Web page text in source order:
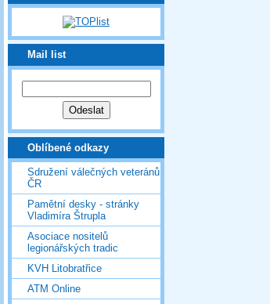
Mail list
Oblíbené odkazy
Sdružení válečných veteránů
ČR
Pamětní desky - stránky
Vladimíra Štrupla
Asociace nositelů
legionářských tradic
KVH Litobratřice
ATM Online